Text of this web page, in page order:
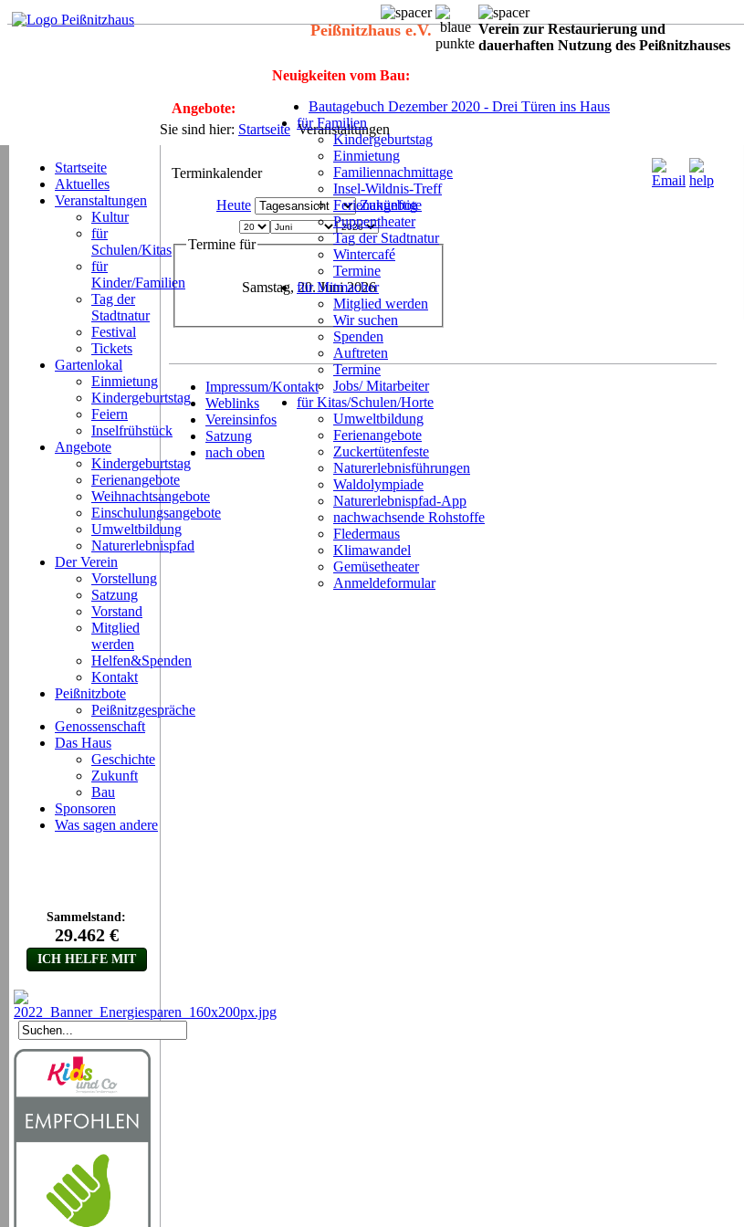
Peißnitzhaus e.V.
Verein zur Restaurierung und
dauerhaften Nutzung des Peißnitzhauses
Neuigkeiten vom Bau:
Bautagebuch Dezember 2020 - Drei Türen ins Haus
für Familien
Kindergeburtstag
Einmietung
Familiennachmittage
Insel-Wildnis-Treff
Ferienangebote
Puppentheater
Tag der Stadtnatur
Wintercafé
Termine
für Mitmacher
Mitglied werden
Wir suchen
Spenden
Auftreten
Termine
Jobs/ Mitarbeiter
für Kitas/Schulen/Horte
Umweltbildung
Ferienangebote
Zuckertütenfeste
Naturerlebnisführungen
Waldolympiade
Naturerlebnispfad-App
nachwachsende Rohstoffe
Fledermaus
Klimawandel
Gemüsetheater
Anmeldeformular
Angebote:
Sie sind hier: Startseite Veranstaltungen
Startseite
Aktuelles
Veranstaltungen
Kultur
für
Schulen/Kitas
für
Kinder/Familien
Tag der
Stadtnatur
Festival
Tickets
Gartenlokal
Einmietung
Kindergeburtstag
Feiern
Inselfrühstück
Angebote
Kindergeburtstag
Ferienangebote
Weihnachtsangebote
Einschulungsangebote
Umweltbildung
Naturerlebnispfad
Der Verein
Vorstellung
Satzung
Vorstand
Mitglied
werden
Helfen&Spenden
Kontakt
Peißnitzbote
Peißnitzgespräche
Genossenschaft
Das Haus
Geschichte
Zukunft
Bau
Sponsoren
Was sagen andere
Terminkalender
Heute Zukünftig
Termine für
Samstag, 20. Juni 2026
Impressum/Kontakt
Weblinks
Vereinsinfos
Satzung
nach oben